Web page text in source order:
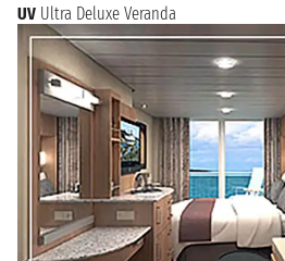
UV Ultra Deluxe Veranda